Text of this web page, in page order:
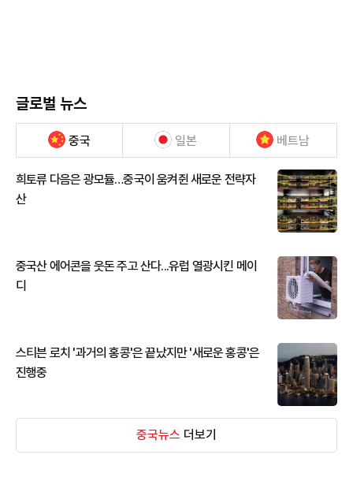
글로벌 뉴스
중국 일본 베트남
희토류 다음은 광모듈…중국이 움켜쥔 새로운 전략자
산
중국산 에어콘을 웃돈 주고 산다...유럽 열광시킨 메이
디
스티븐 로치 '과거의 홍콩'은 끝났지만 '새로운 홍콩'은
진행중
중국뉴스 더보기